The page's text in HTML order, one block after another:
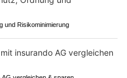
und Risikominimierung